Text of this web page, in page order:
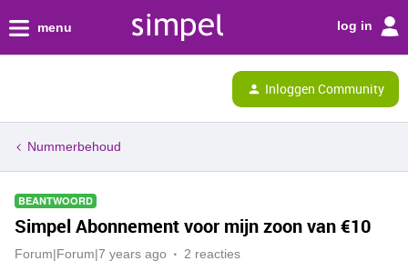
menu log in
Inloggen Community
Nummerbehoud
BEANTWOORD
Simpel Abonnement voor mijn zoon van €10
Forum|Forum|7 years ago 2 reacties